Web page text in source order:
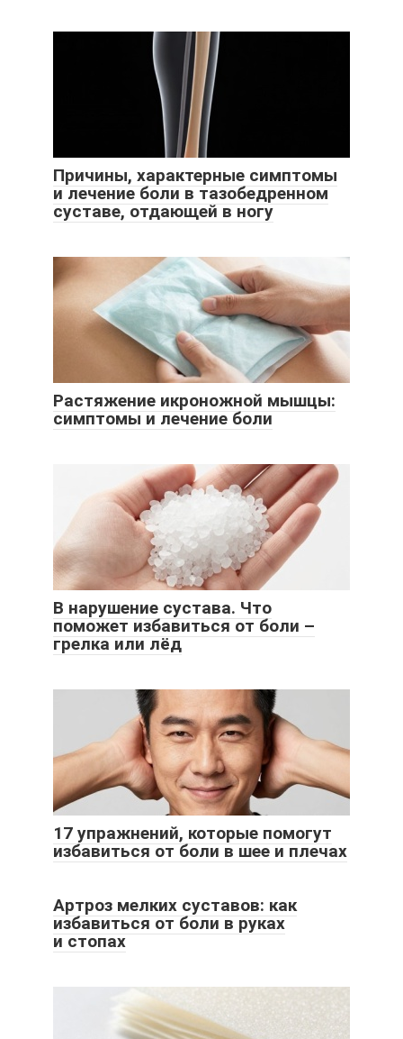
Причины, характерные симптомы
и лечение боли в тазобедренном
суставе, отдающей в ногу
Растяжение икроножной мышцы:
симптомы и лечение боли
В нарушение сустава. Что
поможет избавиться от боли –
грелка или лёд
17 упражнений, которые помогут
избавиться от боли в шее и плечах
Артроз мелких суставов: как
избавиться от боли в руках
и стопах